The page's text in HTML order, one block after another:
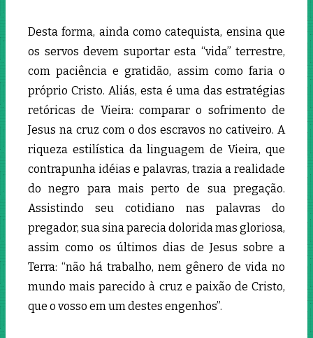
Desta forma, ainda como catequista, ensina que
os servos devem suportar esta “vida” terrestre,
com paciência e gratidão, assim como faria o
próprio Cristo. Aliás, esta é uma das estratégias
retóricas de Vieira: comparar o sofrimento de
Jesus na cruz com o dos escravos no cativeiro. A
riqueza estilística da linguagem de Vieira, que
contrapunha idéias e palavras, trazia a realidade
do negro para mais perto de sua pregação.
Assistindo seu cotidiano nas palavras do
pregador, sua sina parecia dolorida mas gloriosa,
assim como os últimos dias de Jesus sobre a
Terra: “não há trabalho, nem gênero de vida no
mundo mais parecido à cruz e paixão de Cristo,
que o vosso em um destes engenhos”.